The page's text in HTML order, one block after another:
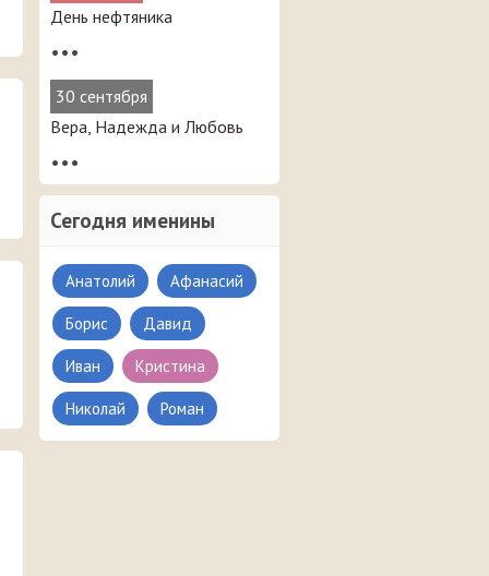
День нефтяника
•••
30 сентября
Вера, Надежда и Любовь
•••
Сегодня именины
Анатолий Афанасий
Борис Давид
Иван Кристина
Николай Роман